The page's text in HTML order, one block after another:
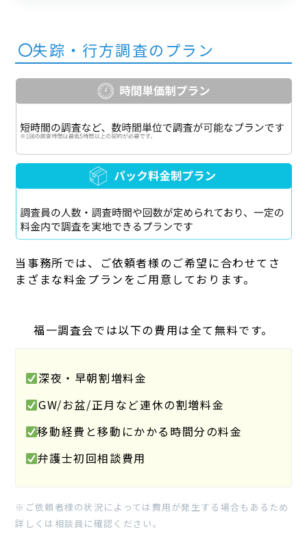
失踪・行方調査のプラン
当事務所では、ご依頼者様のご希望に合わせてさ
まざまな料金プランをご用意しております。
福一調査会では以下の費用は全て無料です。
深夜・早朝割増料金
GW/お盆/正月など連休の割増料金
️移動経費と移動にかかる時間分の料金
️弁護士初回相談費用
※ご依頼者様の状況によっては費用が発生する場合もあるため
詳しくは相談員に確認ください。